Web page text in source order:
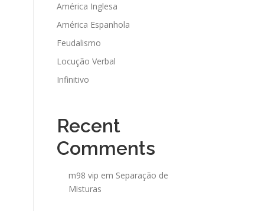
América Inglesa
América Espanhola
Feudalismo
Locução Verbal
Infinitivo
Recent
Comments
m98 vip em Separação de
Misturas